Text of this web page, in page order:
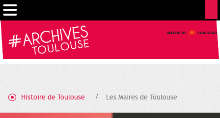
Histoire de Toulouse Les Maires de Toulouse
Cookies management panel